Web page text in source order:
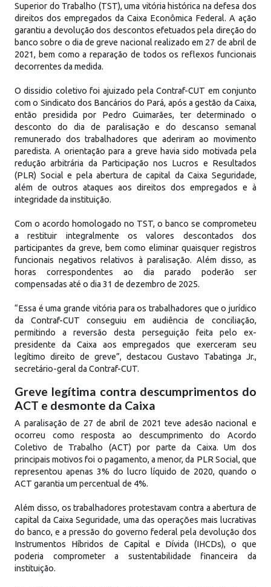
Superior do Trabalho (TST), uma vitória histórica na defesa dos
direitos dos empregados da Caixa Econômica Federal. A ação
garantiu a devolução dos descontos efetuados pela direção do
banco sobre o dia de greve nacional realizado em 27 de abril de
2021, bem como a reparação de todos os reflexos funcionais
decorrentes da medida.
O dissidio coletivo foi ajuizado pela Contraf-CUT em conjunto
com o Sindicato dos Bancários do Pará, após a gestão da Caixa,
então presidida por Pedro Guimarães, ter determinado o
desconto do dia de paralisação e do descanso semanal
remunerado dos trabalhadores que aderiram ao movimento
paredista. A orientação para a greve havia sido motivada pela
redução arbitrária da Participação nos Lucros e Resultados
(PLR) Social e pela abertura de capital da Caixa Seguridade,
além de outros ataques aos direitos dos empregados e à
integridade da instituição.
Com o acordo homologado no TST, o banco se comprometeu
a restituir integralmente os valores descontados dos
participantes da greve, bem como eliminar quaisquer registros
funcionais negativos relativos à paralisação. Além disso, as
horas correspondentes ao dia parado poderão ser
compensadas até o dia 31 de dezembro de 2025.
“Essa é uma grande vitória para os trabalhadores que o jurídico
da Contraf-CUT conseguiu em audiência de conciliação,
permitindo a reversão desta perseguição feita pelo ex-
presidente da Caixa aos empregados que exerceram seu
legítimo direito de greve”, destacou Gustavo Tabatinga Jr.,
secretário-geral da Contraf-CUT.
Greve legítima contra descumprimentos do
ACT e desmonte da Caixa
A paralisação de 27 de abril de 2021 teve adesão nacional e
ocorreu como resposta ao descumprimento do Acordo
Coletivo de Trabalho (ACT) por parte da Caixa. Um dos
principais motivos foi o pagamento, a menor, da PLR Social, que
representou apenas 3% do lucro líquido de 2020, quando o
ACT garantia um percentual de 4%.
Além disso, os trabalhadores protestavam contra a abertura de
capital da Caixa Seguridade, uma das operações mais lucrativas
do banco, e a pressão do governo federal pela devolução dos
Instrumentos Híbridos de Capital e Dívida (IHCDs), o que
poderia comprometer a sustentabilidade financeira da
instituição.